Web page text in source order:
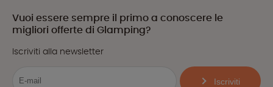
Vuoi essere sempre il primo a conoscere le
migliori offerte di Glamping?
Iscriviti alla newsletter
Iscriviti